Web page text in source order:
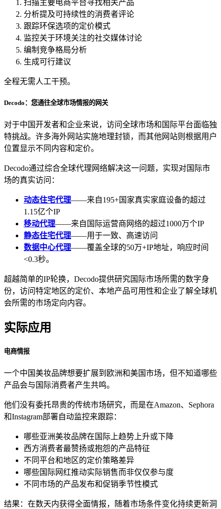
扫描主要电商平台寻找相关产品
分析提及可持续性的消费者评论
跟踪环保选项的定价模式
监控关于环境关注的社交媒体讨论
编制竞争格局分析
生成可行建议
全程无需人工干预。
Decodo：您通往全球市场情报的网关
对于中国开发者和企业来说，访问全球市场和国际平台面临独
特挑战。许多海外网站实施地理封锁，而其他网站则根据用户
位置显示不同内容和定价。
Decodo通过综合全球代理网络解决这一问题，实现对国际市
场的真实访问：
动态住宅代理——来自195+国家真实家庭设备的超过
1.15亿个IP
移动代理——来自国际运营商网络的超过1000万个IP
静态住宅代理——用于一致、高速访问
数据中心代理——覆盖全球的50万+IP地址，响应时间
<0.3秒。
超越简单的IP轮换，Decodo提供研究国际市场所需的数字身
份，访问特定地区的定价、本地产品可用性和企业了解全球机
会所需的市场定向内容。
实际应用
电商情报
一个中国美妆品牌想要扩展到欧洲和美国市场，但不知道哪些
产品会与国际消费者产生共鸣。
他们没有委托昂贵的传统市场研究，而是在Amazon、Sephora
和Instagram部署自动监控来跟踪：
哪些亚洲美妆品牌在国际上趋势上升或下降
西方消费者最赞扬或抱怨的产品特征
不同平台和地区的定价策略差异
哪些国际网红推动实际销售而非仅仅参与度
不同市场的产品发布和促销季节性模式
结果：在数天内获得全面情报，随着市场条件变化持续更新洞